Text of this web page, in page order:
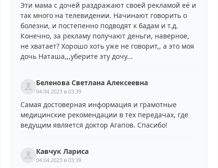
Эти мама с дочей раздражают своей рекламой её и
так много на телевидении. Начинают говорить о
болезни, и постепенно подводят к бадам и т.д.
Конечно, за рекламу получают деньги, наверное,
не хватает? Хорошо хоть уже не говорит,, а это моя
дочь Наташа,,,уберите эту дочу...
Беленова Светлана Алексеевна
04.04.2023 в 03:39
Самая достоверная информация и грамотные
медицинские рекомендации в тех передачах, где
ведущим является доктор Агапов. Спасибо!
Кавчук Лариса
04.04.2023 в 03:39